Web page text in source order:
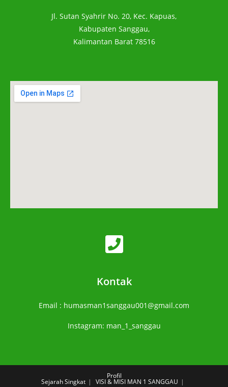
Jl. Sutan Syahrir No. 20, Kec. Kapuas,
Kabupaten Sanggau,
Kalimantan Barat 78516
Kontak
Email : humasman1sanggau001@gmail.com
Instagram: man_1_sanggau
Profil
Sejarah Singkat VISI & MISI MAN 1 SANGGAU